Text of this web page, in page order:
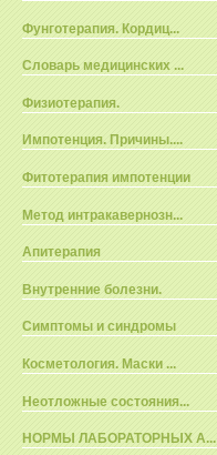
Фунготерапия. Кордиц...
Словарь медицинских ...
Физиотерапия.
Импотенция. Причины....
Фитотерапия импотенции
Метод интракавернозн...
Апитерапия
Внутренние болезни.
Симптомы и синдромы
Косметология. Маски ...
Неотложные состояния...
НОРМЫ ЛАБОРАТОРНЫХ А...